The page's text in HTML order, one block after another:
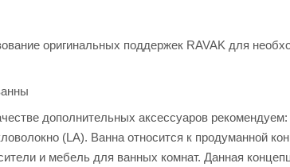
оригинальных поддержек RAVAK для
дополнительных аксессуаров
(LA). Ванна относится к продуманной
и мебель для ванных комнат. Данная